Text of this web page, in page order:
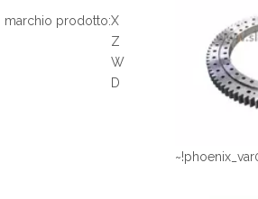
marchio prodotto:X
Z
W
D